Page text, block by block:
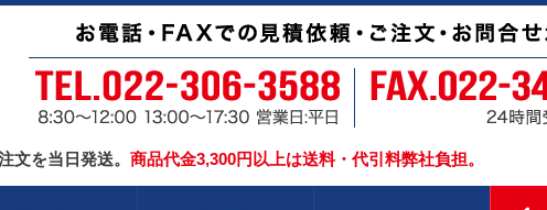
文を当日発送。 商品代金3,300円以上は送料・代引料弊社負担。